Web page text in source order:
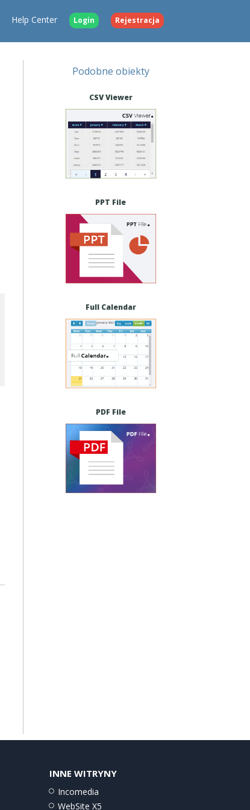
Help Center Login Rejestracja
Podobne obiekty
CSV Viewer
PPT File
Full Calendar
PDF File
INNE WITRYNY
Incomedia
WebSite X5